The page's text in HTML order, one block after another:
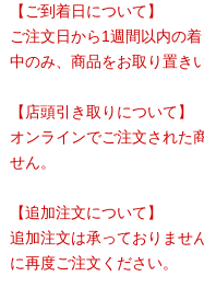
【ご到着日について】
ご注文日から1週間以内の
中のみ、商品をお取り置き
【店頭引き取りについて】
オンラインでご注文された
せん。
【追加注文について】
追加注文は承っておりませ
に再度ご注文ください。